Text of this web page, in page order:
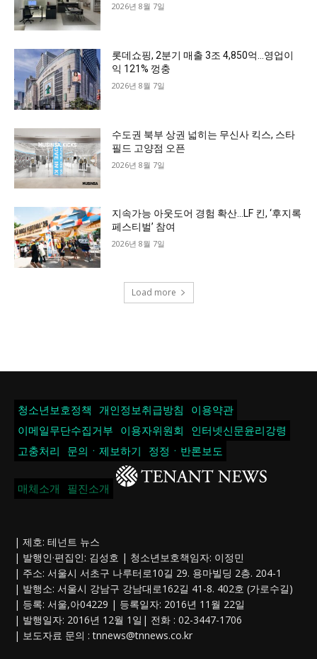
2026년 8월 7일
롯데쇼핑, 2분기 매출 3조 4,850억…영업이
익 121% 껑충
2026년 8월 7일
수도권 북부 상권 넓히는 무신사 킥스, 스타
필드 고양점 오픈
2026년 8월 7일
지속가능 아웃도어 경험 확산…LF 킨, ‘후지록
페스티벌’ 참여
2026년 8월 7일
Load more
청소년보호정책 개인정보취급방침
이용약관
이메일무단수집거부
이용자위원회
인터넷신문윤리강령
고충처리
문의ㆍ제보하기 정정ㆍ반론보도
매체소개 필진소개
| 제호: 테넌트 뉴스
| 발행인·편집인: 김성호 | 청소년보호책임자: 이정민
| 주소: 서울시 서초구 나루터로10길 29. 용마빌딩 2층. 204-1
| 발행소: 서울시 강남구 강남대로162길 41-8. 402호 (가로수길)
| 등록: 서울,아04229 | 등록일자: 2016년 11월 22일
| 발행일자: 2016년 12월 1일| 전화 : 02-3447-1706
| 보도자료 문의 :tnnews@tnnews.co.kr